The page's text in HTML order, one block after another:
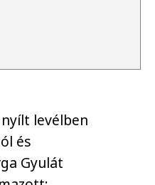
levélben
és
Gyulát